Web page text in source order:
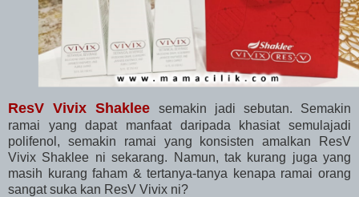
ResV Vivix Shaklee semakin jadi sebutan. Semakin
ramai yang dapat manfaat daripada khasiat semulajadi
polifenol, semakin ramai yang konsisten amalkan ResV
Vivix Shaklee ni sekarang. Namun, tak kurang juga yang
masih kurang faham & tertanya-tanya kenapa ramai orang
sangat suka kan ResV Vivix ni?